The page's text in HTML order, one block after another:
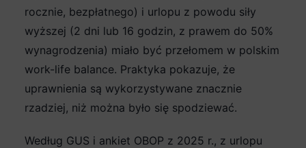
rocznie, bezpłatnego) i urlopu z powodu siły
wyższej (2 dni lub 16 godzin, z prawem do 50%
wynagrodzenia) miało być przełomem w polskim
work-life balance. Praktyka pokazuje, że
uprawnienia są wykorzystywane znacznie
rzadziej, niż można było się spodziewać.
Według GUS i ankiet OBOP z 2025 r., z urlopu